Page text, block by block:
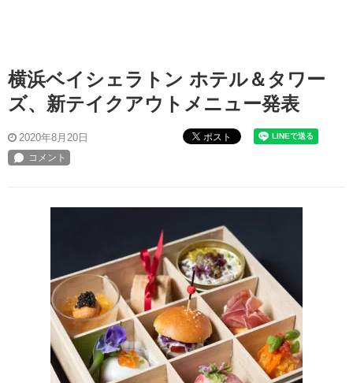
横浜ベイシェラトン ホテル＆タワー
ズ、新テイクアウトメニュー発表
2020年8月20日 ポスト